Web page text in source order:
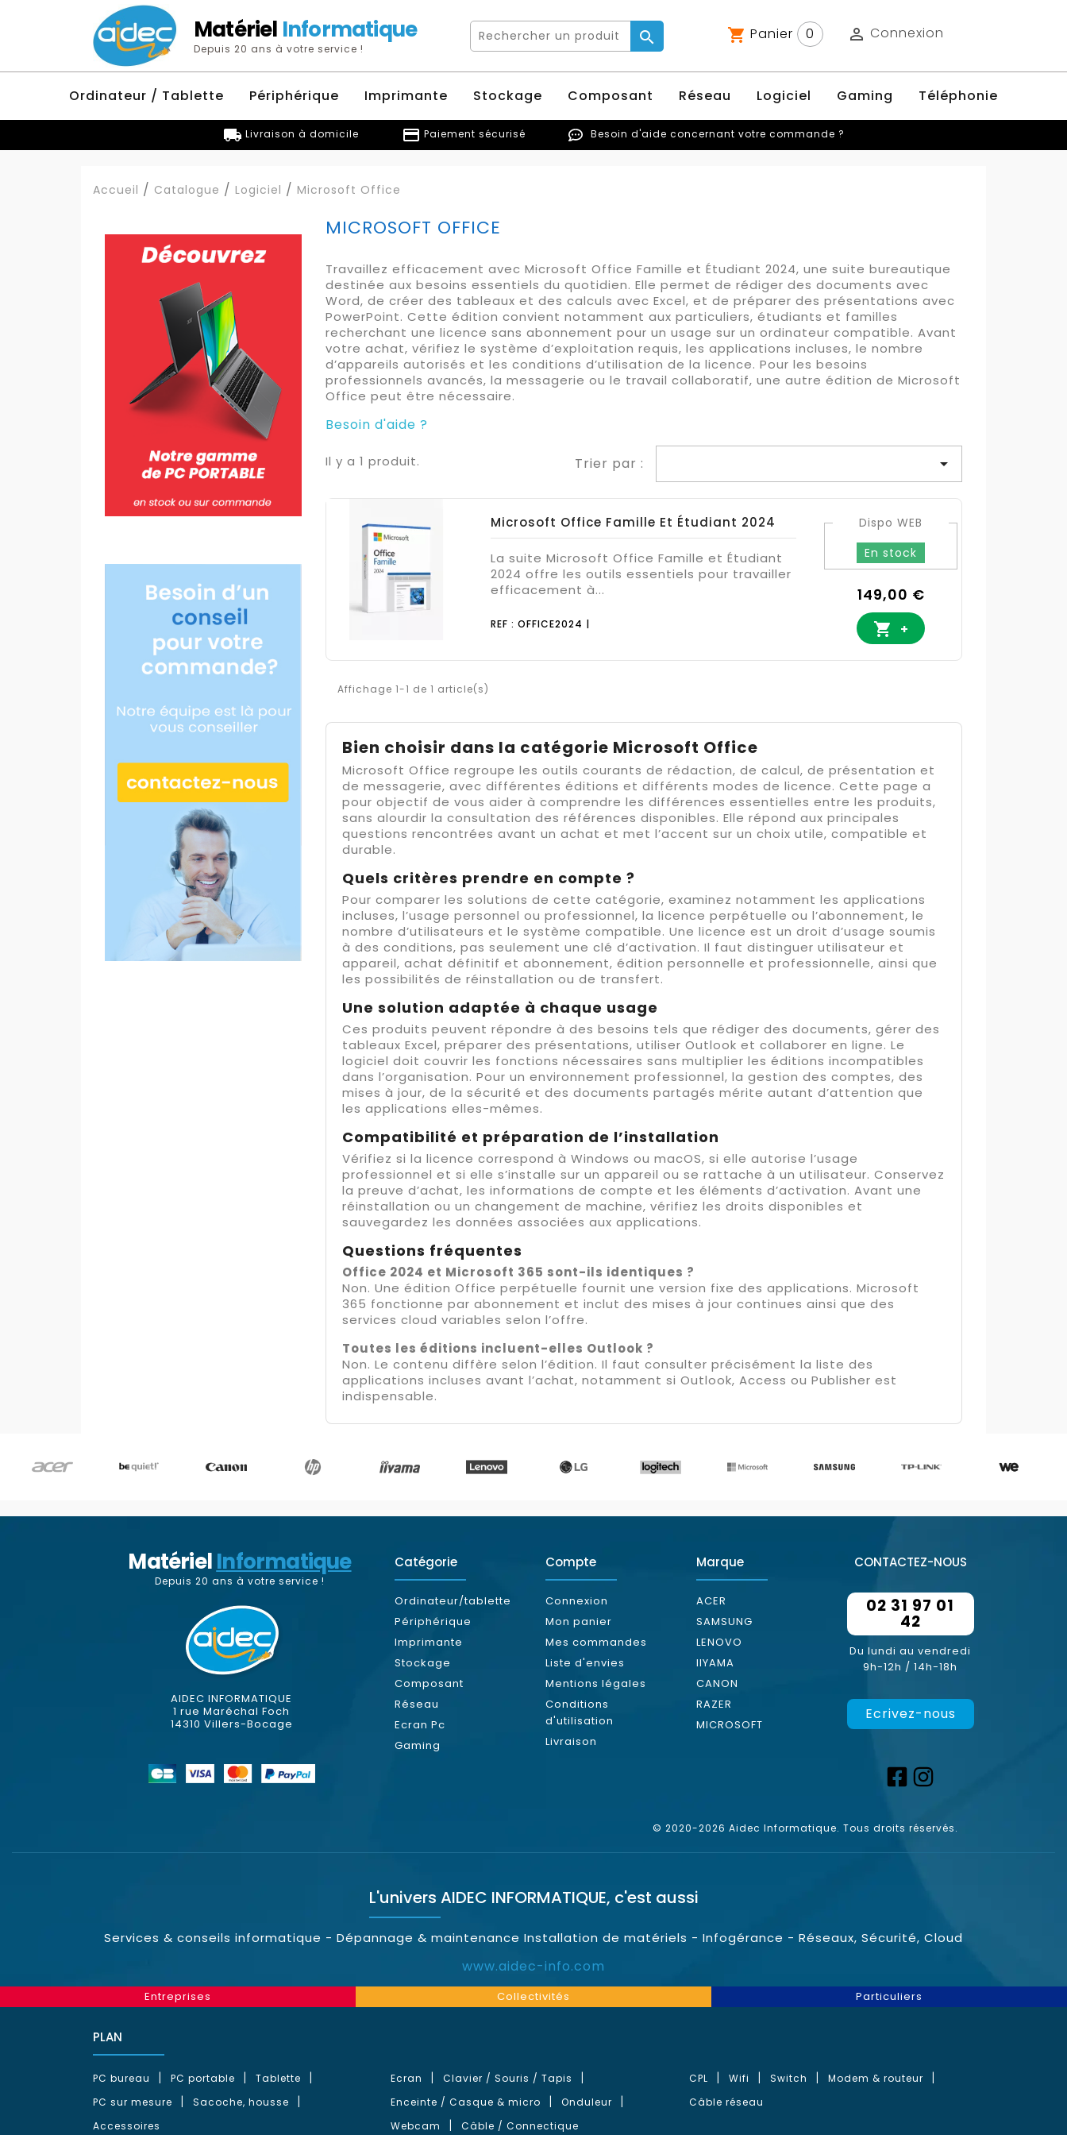
Matériel Informatique
Depuis 20 ans à votre service !
 shopping_cart Panier 0  Connexion
Ordinateur / Tablette Périphérique Imprimante Stockage Composant Réseau Logiciel Gaming Téléphonie
local_shipping Livraison à domicile credit_card Paiement sécurisé Besoin d'aide concernant votre commande ?
Accueil Catalogue Logiciel Microsoft Office
MICROSOFT OFFICE
Travaillez efficacement avec Microsoft Office Famille et Étudiant 2024, une suite bureautique
destinée aux besoins essentiels du quotidien. Elle permet de rédiger des documents avec
Word, de créer des tableaux et des calculs avec Excel, et de préparer des présentations avec
PowerPoint. Cette édition convient notamment aux particuliers, étudiants et familles
recherchant une licence sans abonnement pour un usage sur un ordinateur compatible. Avant
votre achat, vérifiez le système d’exploitation requis, les applications incluses, le nombre
d’appareils autorisés et les conditions d’utilisation de la licence. Pour les besoins
professionnels avancés, la messagerie ou le travail collaboratif, une autre édition de Microsoft
Office peut être nécessaire.
Besoin d'aide ?
Il y a 1 produit. Trier par : 
Microsoft Office Famille Et Étudiant 2024
La suite Microsoft Office Famille et Étudiant
2024 offre les outils essentiels pour travailler
efficacement à...
REF : OFFICE2024 |
Dispo WEB
En stock
Prix
149,00 €
 +
Affichage 1-1 de 1 article(s)
Bien choisir dans la catégorie Microsoft Office
Microsoft Office regroupe les outils courants de rédaction, de calcul, de présentation et
de messagerie, avec différentes éditions et différents modes de licence. Cette page a
pour objectif de vous aider à comprendre les différences essentielles entre les produits,
sans alourdir la consultation des références disponibles. Elle répond aux principales
questions rencontrées avant un achat et met l’accent sur un choix utile, compatible et
durable.
Quels critères prendre en compte ?
Pour comparer les solutions de cette catégorie, examinez notamment les applications
incluses, l’usage personnel ou professionnel, la licence perpétuelle ou l’abonnement, le
nombre d’utilisateurs et le système compatible. Une licence est un droit d’usage soumis
à des conditions, pas seulement une clé d’activation. Il faut distinguer utilisateur et
appareil, achat définitif et abonnement, édition personnelle et professionnelle, ainsi que
les possibilités de réinstallation ou de transfert.
Une solution adaptée à chaque usage
Ces produits peuvent répondre à des besoins tels que rédiger des documents, gérer des
tableaux Excel, préparer des présentations, utiliser Outlook et collaborer en ligne. Le
logiciel doit couvrir les fonctions nécessaires sans multiplier les éditions incompatibles
dans l’organisation. Pour un environnement professionnel, la gestion des comptes, des
mises à jour, de la sécurité et des documents partagés mérite autant d’attention que
les applications elles-mêmes.
Compatibilité et préparation de l’installation
Vérifiez si la licence correspond à Windows ou macOS, si elle autorise l’usage
professionnel et si elle s’installe sur un appareil ou se rattache à un utilisateur. Conservez
la preuve d’achat, les informations de compte et les éléments d’activation. Avant une
réinstallation ou un changement de machine, vérifiez les droits disponibles et
sauvegardez les données associées aux applications.
Questions fréquentes
Office 2024 et Microsoft 365 sont-ils identiques ?
Non. Une édition Office perpétuelle fournit une version fixe des applications. Microsoft
365 fonctionne par abonnement et inclut des mises à jour continues ainsi que des
services cloud variables selon l’offre.
Toutes les éditions incluent-elles Outlook ?
Non. Le contenu diffère selon l’édition. Il faut consulter précisément la liste des
applications incluses avant l’achat, notamment si Outlook, Access ou Publisher est
indispensable.
MatérielInformatique
Depuis 20 ans à votre service !
AIDEC INFORMATIQUE
1 rue Maréchal Foch
14310 Villers-Bocage
Catégorie
Ordinateur/tablette
Périphérique
Imprimante
Stockage
Composant
Réseau
Ecran Pc
Gaming
Compte
Connexion
Mon panier
Mes commandes
Liste d'envies
Mentions légales
Conditions
d'utilisation
Livraison
Marque
ACER
SAMSUNG
LENOVO
IIYAMA
CANON
RAZER
MICROSOFT
CONTACTEZ-NOUS
02 31 97 01
42
Du lundi au vendredi
9h-12h / 14h-18h
Ecrivez-nous
© 2020-2026 Aidec Informatique. Tous droits réservés.
L'univers AIDEC INFORMATIQUE, c'est aussi
Services & conseils informatique - Dépannage & maintenance Installation de matériels - Infogérance - Réseaux, Sécurité, Cloud
www.aidec-info.com
Entreprises Collectivités Particuliers
PLAN
PC bureau PC portable
Tablette
PC sur mesure
Sacoche, housse
Accessoires
Ecran
Clavier / Souris / Tapis
Enceinte / Casque & micro
Onduleur
Webcam
Câble / Connectique
CPL Wifi Switch
Modem & routeur
Câble réseau